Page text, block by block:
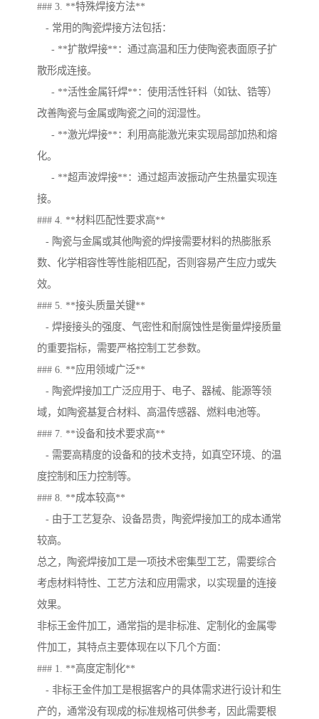
### 3. **特殊焊接方法**
- 常用的陶瓷焊接方法包括：
- **扩散焊接**：通过高温和压力使陶瓷表面原子扩
散形成连接。
- **活性金属钎焊**：使用活性钎料（如钛、锆等）
改善陶瓷与金属或陶瓷之间的润湿性。
- **激光焊接**：利用高能激光束实现局部加热和熔
化。
- **超声波焊接**：通过超声波振动产生热量实现连
接。
### 4. **材料匹配性要求高**
- 陶瓷与金属或其他陶瓷的焊接需要材料的热膨胀系
数、化学相容性等性能相匹配，否则容易产生应力或失
效。
### 5. **接头质量关键**
- 焊接接头的强度、气密性和耐腐蚀性是衡量焊接质量
的重要指标，需要严格控制工艺参数。
### 6. **应用领域广泛**
- 陶瓷焊接加工广泛应用于、电子、器械、能源等领
域，如陶瓷基复合材料、高温传感器、燃料电池等。
### 7. **设备和技术要求高**
- 需要高精度的设备和的技术支持，如真空环境、的温
度控制和压力控制等。
### 8. **成本较高**
- 由于工艺复杂、设备昂贵，陶瓷焊接加工的成本通常
较高。
总之，陶瓷焊接加工是一项技术密集型工艺，需要综合
考虑材料特性、工艺方法和应用需求，以实现量的连接
效果。
非标王金件加工，通常指的是非标准、定制化的金属零
件加工，其特点主要体现在以下几个方面：
### 1. **高度定制化**
- 非标王金件加工是根据客户的具体需求进行设计和生
产的，通常没有现成的标准规格可供参考，因此需要根